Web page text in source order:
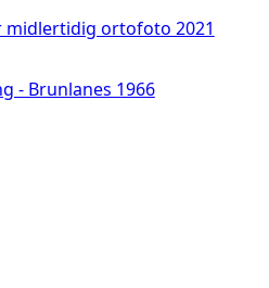
ortofoto 2021
- Brunlanes 1966